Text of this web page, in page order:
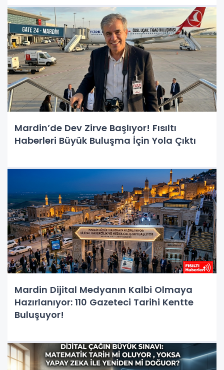
Mardin’de Dev Zirve Başlıyor! Fısıltı
Haberleri Büyük Buluşma İçin Yola Çıktı
Mardin Dijital Medyanın Kalbi Olmaya
Hazırlanıyor: 110 Gazeteci Tarihi Kentte
Buluşuyor!